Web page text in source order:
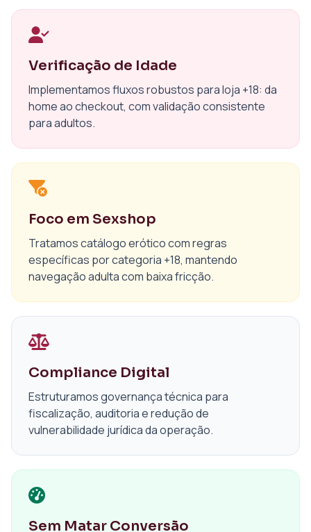
Verificação de Idade
Implementamos fluxos robustos para loja +18: da
home ao checkout, com validação consistente
para adultos.
Foco em Sexshop
Tratamos catálogo erótico com regras
específicas por categoria +18, mantendo
navegação adulta com baixa fricção.
Compliance Digital
Estruturamos governança técnica para
fiscalização, auditoria e redução de
vulnerabilidade jurídica da operação.
Sem Matar Conversão